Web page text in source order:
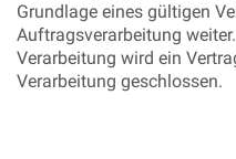
Grundlage eines gültigen
Auftragsverarbeitung
Verarbeitung wird ein
Verarbeitung geschlossen.